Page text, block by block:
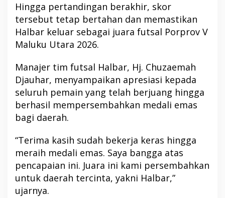
Hingga pertandingan berakhir, skor
tersebut tetap bertahan dan memastikan
Halbar keluar sebagai juara futsal Porprov V
Maluku Utara 2026.
Manajer tim futsal Halbar, Hj. Chuzaemah
Djauhar, menyampaikan apresiasi kepada
seluruh pemain yang telah berjuang hingga
berhasil mempersembahkan medali emas
bagi daerah.
“Terima kasih sudah bekerja keras hingga
meraih medali emas. Saya bangga atas
pencapaian ini. Juara ini kami persembahkan
untuk daerah tercinta, yakni Halbar,”
ujarnya.